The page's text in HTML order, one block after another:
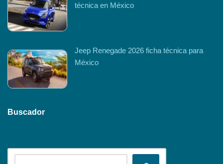
técnica en México
Jeep Renegade 2026 ficha técnica para
México
Buscador